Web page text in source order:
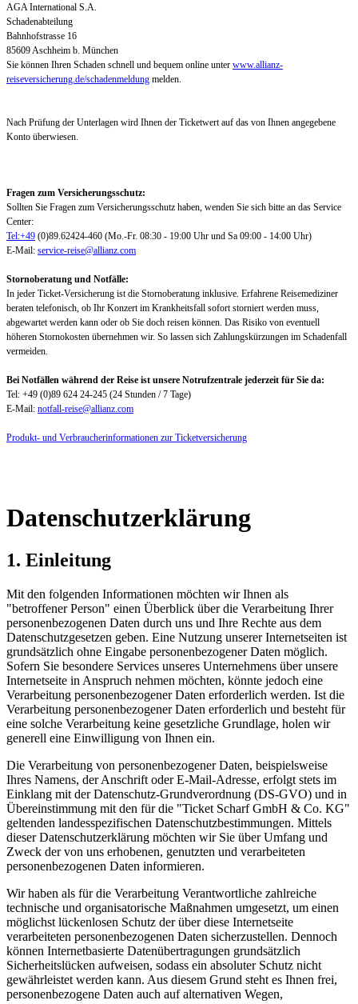
AGA International S.A.
Schadenabteilung
Bahnhofstrasse 16
85609 Aschheim b. München
Sie können Ihren Schaden schnell und bequem online unter www.allianz-
reiseversicherung.de/schadenmeldung melden.
Nach Prüfung der Unterlagen wird Ihnen der Ticketwert auf das von Ihnen angegebene
Konto überwiesen.
Fragen zum Versicherungsschutz:
Sollten Sie Fragen zum Versicherungsschutz haben, wenden Sie sich bitte an das Service
Center:
Tel:+49 (0)89.62424-460 (Mo.-Fr. 08:30 - 19:00 Uhr und Sa 09:00 - 14:00 Uhr)
E-Mail: service-reise@allianz.com
Stornoberatung und Notfälle:
In jeder Ticket-Versicherung ist die Stornoberatung inklusive. Erfahrene Reisemediziner
beraten telefonisch, ob Ihr Konzert im Krankheitsfall sofort storniert werden muss,
abgewartet werden kann oder ob Sie doch reisen können. Das Risiko von eventuell
höheren Stornokosten übernehmen wir. So lassen sich Zahlungskürzungen im Schadenfall
vermeiden.
Bei Notfällen während der Reise ist unsere Notrufzentrale jederzeit für Sie da:
Tel: +49 (0)89 624 24-245 (24 Stunden / 7 Tage)
E-Mail: notfall-reise@allianz.com
Produkt- und Verbraucherinformationen zur Ticketversicherung
Datenschutzerklärung
1. Einleitung
Mit den folgenden Informationen möchten wir Ihnen als
"betroffener Person" einen Überblick über die Verarbeitung Ihrer
personenbezogenen Daten durch uns und Ihre Rechte aus dem
Datenschutzgesetzen geben. Eine Nutzung unserer Internetseiten ist
grundsätzlich ohne Eingabe personenbezogener Daten möglich.
Sofern Sie besondere Services unseres Unternehmens über unsere
Internetseite in Anspruch nehmen möchten, könnte jedoch eine
Verarbeitung personenbezogener Daten erforderlich werden. Ist die
Verarbeitung personenbezogener Daten erforderlich und besteht für
eine solche Verarbeitung keine gesetzliche Grundlage, holen wir
generell eine Einwilligung von Ihnen ein.
Die Verarbeitung von personenbezogener Daten, beispielsweise
Ihres Namens, der Anschrift oder E-Mail-Adresse, erfolgt stets im
Einklang mit der Datenschutz-Grundverordnung (DS-GVO) und in
Übereinstimmung mit den für die "Ticket Scharf GmbH & Co. KG"
geltenden landesspezifischen Datenschutzbestimmungen. Mittels
dieser Datenschutzerklärung möchten wir Sie über Umfang und
Zweck der von uns erhobenen, genutzten und verarbeiteten
personenbezogenen Daten informieren.
Wir haben als für die Verarbeitung Verantwortliche zahlreiche
technische und organisatorische Maßnahmen umgesetzt, um einen
möglichst lückenlosen Schutz der über diese Internetseite
verarbeiteten personenbezogenen Daten sicherzustellen. Dennoch
können Internetbasierte Datenübertragungen grundsätzlich
Sicherheitslücken aufweisen, sodass ein absoluter Schutz nicht
gewährleistet werden kann. Aus diesem Grund steht es Ihnen frei,
personenbezogene Daten auch auf alternativen Wegen,